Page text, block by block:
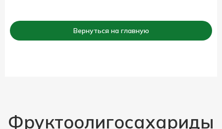
Вернуться на главную
Фруктоолигосахариды